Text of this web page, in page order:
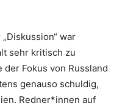
war
sehr kritisch zu
Fokus von Russland
genauso schuldig,
Redner*innen auf